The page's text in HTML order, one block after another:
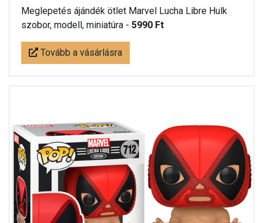
Meglepetés ájándék ötlet Marvel Lucha Libre Hulk
szobor, modell, miniatúra - 5990 Ft
Tovább a vásárlásra